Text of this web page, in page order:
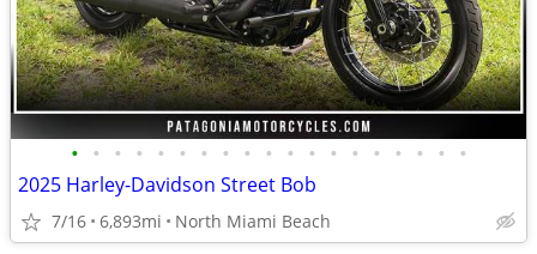
• • • • • • • • • • • • • • • • • • •
2025 Harley-Davidson Street Bob
7/16 6,893mi North Miami Beach